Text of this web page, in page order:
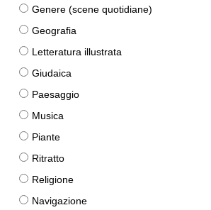
Genere (scene quotidiane)
Geografia
Letteratura illustrata
Giudaica
Paesaggio
Musica
Piante
Ritratto
Religione
Navigazione